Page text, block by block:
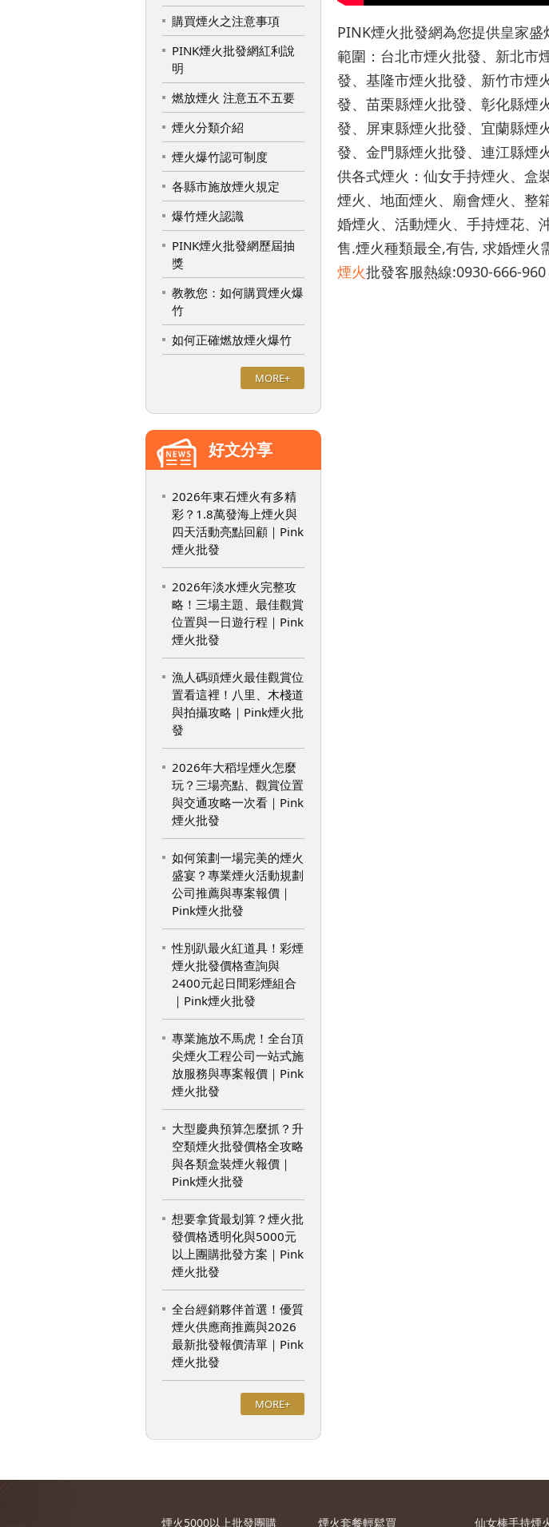
購買煙火之注意事項
PINK煙火批發網紅利說
明
燃放煙火 注意五不五要
煙火分類介紹
煙火爆竹認可制度
各縣市施放煙火規定
爆竹煙火認識
PINK煙火批發網歷屆抽
獎
教教您：如何購買煙火爆
竹
如何正確燃放煙火爆竹
MORE+
好文分享
2026年東石煙火有多精
彩？1.8萬發海上煙火與
四天活動亮點回顧｜Pink
煙火批發
2026年淡水煙火完整攻
略！三場主題、最佳觀賞
位置與一日遊行程｜Pink
煙火批發
漁人碼頭煙火最佳觀賞位
置看這裡！八里、木棧道
與拍攝攻略｜Pink煙火批
發
2026年大稻埕煙火怎麼
玩？三場亮點、觀賞位置
與交通攻略一次看｜Pink
煙火批發
如何策劃一場完美的煙火
盛宴？專業煙火活動規劃
公司推薦與專案報價｜
Pink煙火批發
性別趴最火紅道具！彩煙
煙火批發價格查詢與
2400元起日間彩煙組合
｜Pink煙火批發
專業施放不馬虎！全台頂
尖煙火工程公司一站式施
放服務與專案報價｜Pink
煙火批發
大型慶典預算怎麼抓？升
空類煙火批發價格全攻略
與各類盒裝煙火報價｜
Pink煙火批發
想要拿貨最划算？煙火批
發價格透明化與5000元
以上團購批發方案｜Pink
煙火批發
全台經銷夥伴首選！優質
煙火供應商推薦與2026
最新批發報價清單｜Pink
煙火批發
MORE+
PINK煙火批發網為您提供皇家
範圍：台北市煙火批發、新北市
發、基隆市煙火批發、新竹市煙
發、苗栗縣煙火批發、彰化縣煙
發、屏東縣煙火批發、宜蘭縣煙
發、金門縣煙火批發、連江縣煙
供各式煙火：仙女手持煙火、盒
煙火、地面煙火、廟會煙火、整
婚煙火、活動煙火、手持煙花、
售.煙火種類最全,有告, 求婚煙火
煙火批發客服熱線:0930-666-960
煙火5000以上批發團購 煙火套餐輕鬆買 仙女棒手持煙